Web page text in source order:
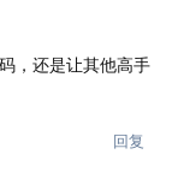
，还是让其他高手
回复